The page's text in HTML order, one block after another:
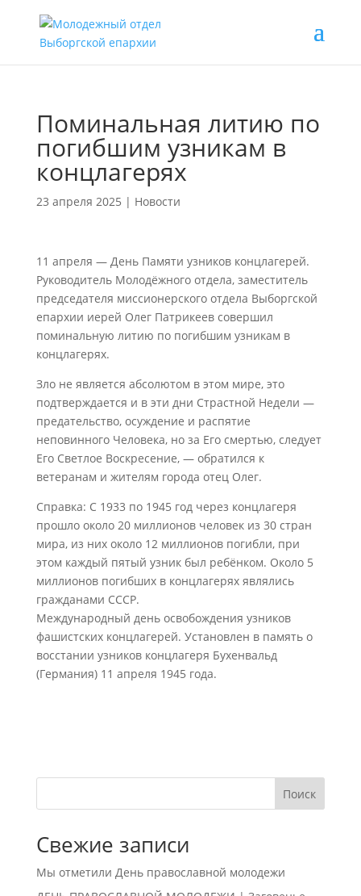
Поминальная литию по
погибшим узникам в
концлагерях
23 апреля 2025 | Новости
11 апреля — День Памяти узников концлагерей.
Руководитель Молодëжного отдела, заместитель
председателя миссионерского отдела Выборгской
епархии иерей Олег Патрикеев совершил
поминальную литию по погибшим узникам в
концлагерях.
Зло не является абсолютом в этом мире, это
подтверждается и в эти дни Страстной Недели —
предательство, осуждение и распятие
неповинного Человека, но за Его смертью, следует
Его Светлое Воскресение, — обратился к
ветеранам и жителям города отец Олег.
Справка: С 1933 по 1945 год через концлагеря
прошло около 20 миллионов человек из 30 стран
мира, из них около 12 миллионов погибли, при
этом каждый пятый узник был ребёнком. Около 5
миллионов погибших в концлагерях являлись
гражданами СССР.
Международный день освобождения узников
фашистских концлагерей. Установлен в память о
восстании узников концлагеря Бухенвальд
(Германия) 11 апреля 1945 года.
Поиск
Свежие записи
Мы отметили День православной молодежи